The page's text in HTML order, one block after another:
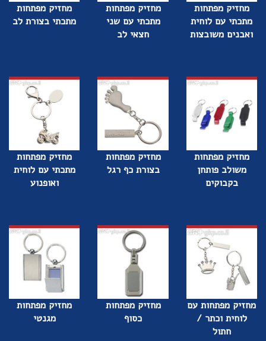
מחזיק מפתחות
מתכתי עם לוחית
ואבנים משובצות
מחזיק מפתחות
מתכתי עם שני
חצאי לב
מחזיק מפתחות
מתכתי בצורת לב
מחזיק מפתחות
משולב פותחן
בקבוקים
מחזיק מפתחות
בצורת כף רגל
מחזיק מפתחות
מתכתי עם לוחית
ואופנוע
מחזיק מפתחות עם
לוחית וכתר /
חתול
מחזיק מפתחות
כסוף
מחזיק מפתחות
מגנטי